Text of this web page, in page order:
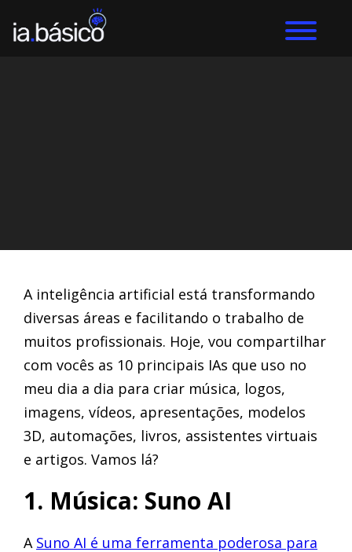
A inteligência artificial está transformando
diversas áreas e facilitando o trabalho de
muitos profissionais. Hoje, vou compartilhar
com vocês as 10 principais IAs que uso no
meu dia a dia para criar música, logos,
imagens, vídeos, apresentações, modelos
3D, automações, livros, assistentes virtuais
e artigos. Vamos lá?
1. Música: Suno AI
A Suno AI é uma ferramenta poderosa para